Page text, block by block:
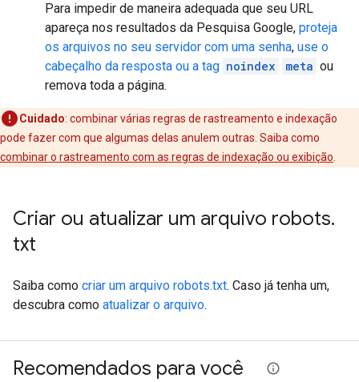
Para impedir de maneira adequada que seu URL
apareça nos resultados da Pesquisa Google, proteja
os arquivos no seu servidor com uma senha, use o
cabeçalho da resposta ou a tag noindex meta ou
remova toda a página.
Cuidado: combinar várias regras de rastreamento e indexação
pode fazer com que algumas delas anulem outras. Saiba como
combinar o rastreamento com as regras de indexação ou exibição
Criar ou atualizar um arquivo robots.
txt
Saiba como criar um arquivo robots.txt. Caso já tenha um,
descubra como atualizar o arquivo.
Recomendados para você